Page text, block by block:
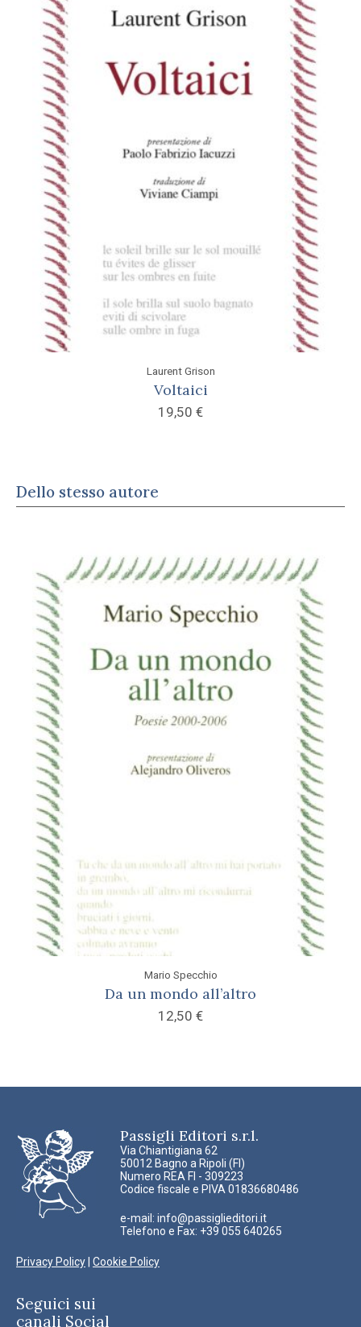
Laurent Grison
Voltaici
19,50 €
Dello stesso autore
Mario Specchio
Da un mondo all’altro
12,50 €
Passigli Editori s.r.l.
Via Chiantigiana 62
50012 Bagno a Ripoli (FI)
Numero REA FI - 309223
Codice fiscale e PIVA 01836680486
e-mail: info@passiglieditori.it
Telefono e Fax: +39 055 640265
Privacy Policy Cookie Policy
Seguici sui
canali Social